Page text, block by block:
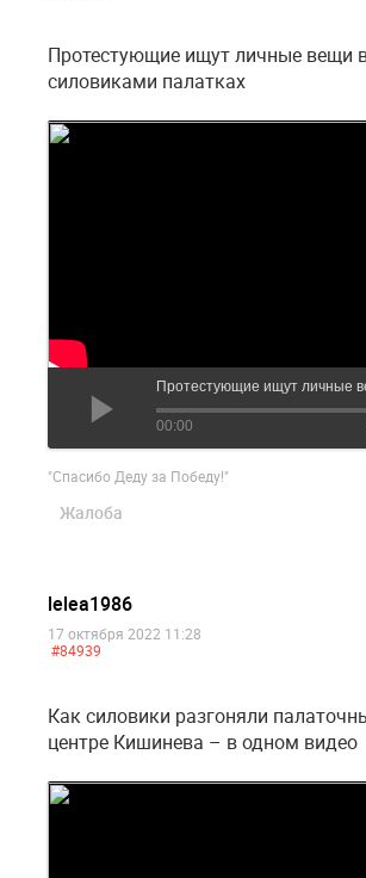
Протестующие ищут личные вещи
силовиками палатках
Протестующие ищут личные
00:00
"Спасибо Деду за Победу!"
Жалоба
lelea1986
17 октября 2022 11:28
#84939
Как силовики разгоняли
центре Кишинева – в одном видео